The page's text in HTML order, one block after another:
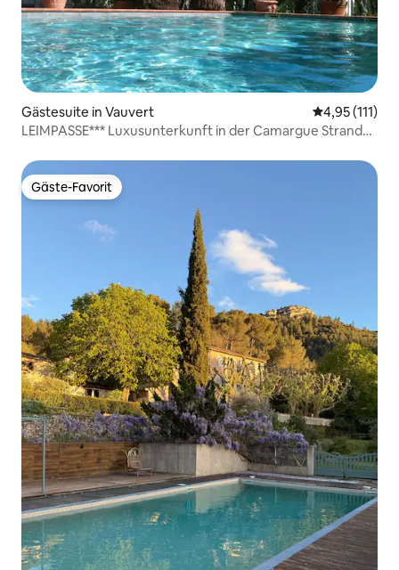
Gästesuite in Vauvert
4,95 (111)
LEIMPASSE*** Luxusunterkunft in der Camargue Strand
Gäste-Favorit
Gäste-Favorit